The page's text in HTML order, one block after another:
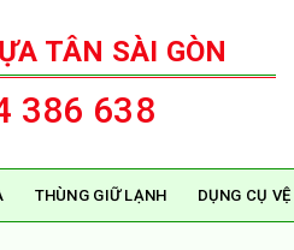
TÂN SÀI GÒN
386 638
THÙNG GIỮ LẠNH DỤNG CỤ